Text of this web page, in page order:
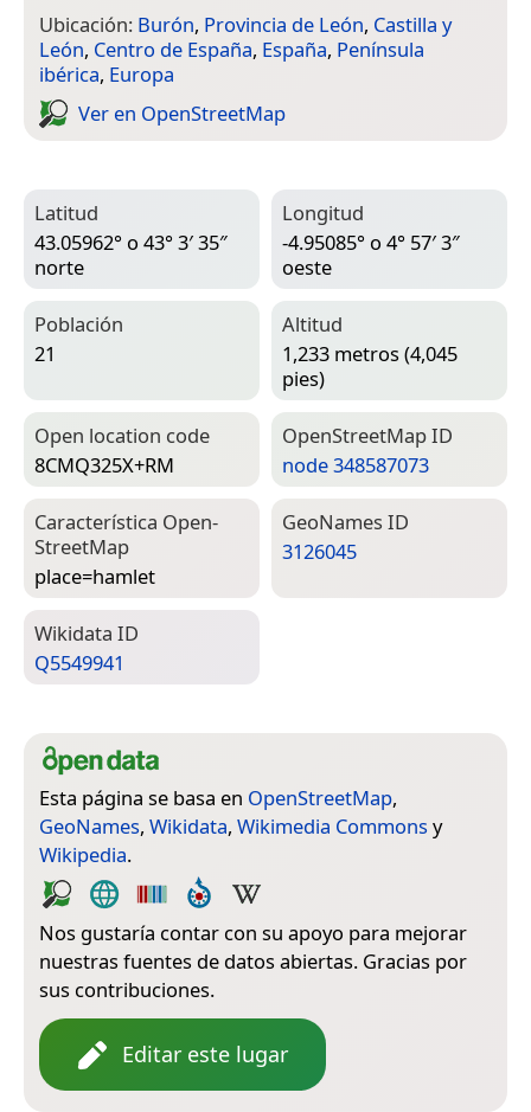
Ubicación: Burón, Provincia de León, Castilla y
León, Centro de España, España, Península
ibérica, Europa
Ver en Open­Street­Map
Latitud
43.05962° o 43° 3′ 35″
norte
Longitud
-4.95085° o 4° 57′ 3″
oeste
Población
21
Altitud
1,233 metros (4,045
pies)
Open location code
8CMQ325X+RM
Open­Street­Map ID
node 348587073
Característica Open­
Street­Map
place=­hamlet
Geo­Names ID
3126045
Wiki­data ID
Q5549941
Esta página se basa en OpenStreetMap,
GeoNames, Wikidata, Wikimedia Commons y
Wikipedia.
Nos gustaría contar con su apoyo para mejorar
nuestras fuentes de datos abiertas. Gracias por
sus contribuciones.
Editar este lugar